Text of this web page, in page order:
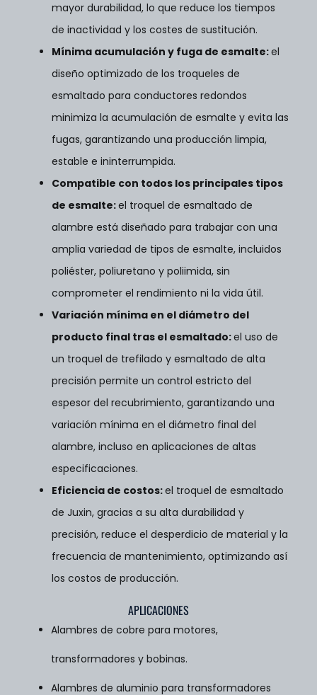
mayor durabilidad, lo que reduce los tiempos
de inactividad y los costes de sustitución.
Mínima acumulación y fuga de esmalte:el
diseño optimizado de los troqueles de
esmaltado para conductores redondos
minimiza la acumulación de esmalte y evita las
fugas, garantizando una producción limpia,
estable e ininterrumpida.
Compatible con todos los principales tipos
de esmalte:el troquel de esmaltado de
alambre está diseñado para trabajar con una
amplia variedad de tipos de esmalte, incluidos
poliéster, poliuretano y poliimida, sin
comprometer el rendimiento ni la vida útil.
Variación mínima en el diámetro del
producto final tras el esmaltado:el uso de
un troquel de trefilado y esmaltado de alta
precisión permite un control estricto del
espesor del recubrimiento, garantizando una
variación mínima en el diámetro final del
alambre, incluso en aplicaciones de altas
especificaciones.
Eficiencia de costos:el troquel de esmaltado
de Juxin, gracias a su alta durabilidad y
precisión, reduce el desperdicio de material y la
frecuencia de mantenimiento, optimizando así
los costos de producción.
APLICACIONES
Alambres de cobre para motores,
transformadores y bobinas.
Alambres de aluminio para transformadores